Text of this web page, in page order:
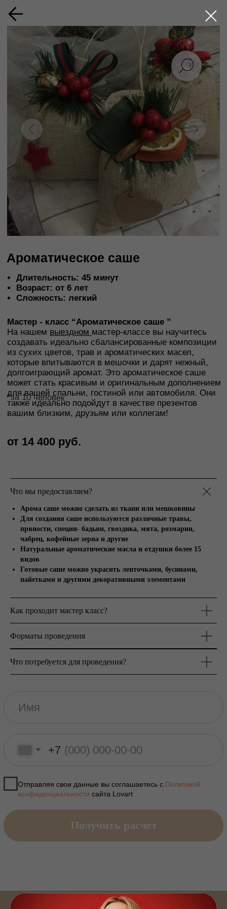
Ароматическое саше
Длительность: 45 минут
Возраст: от 6 лет
Сложность: легкий
Мастер - класс “Ароматическое саше ”
На нашемвыездноммастер-классе вы научитесь
которые впитываются в мешочки и дарят нежный,
долгоиграющий аромат. Это ароматическое саше
может стать красивым и оригинальным дополнением
для вашей спальни, гостиной или автомобиля. Они
также идеально подойдут в качестве презентов
вашим близким, друзьям или коллегам!
за 10 человек
Что мы предоставляем?
Арома саше можно сделать из ткани или мешковины
Для создания саше используются различные травы,
пряности, специи- бадьян, гвоздика, мята, розмарин,
чабрец, кофейные зерна и другие
Натуральные ароматические масла и отдушки более 15
видов
Готовые саше можно украсить ленточками, бусинами,
пайетками и другими декоративными элементами
Как проходит мастер класс?
Форматы проведения
Что потребуется для проведения?
+7
Отправляя свои данные вы соглашаетесь с
конфиденциальностисайта Lovart
мастер-класса и условиями работы с нашим
агентством прямо сейчас
Нужна помощь с